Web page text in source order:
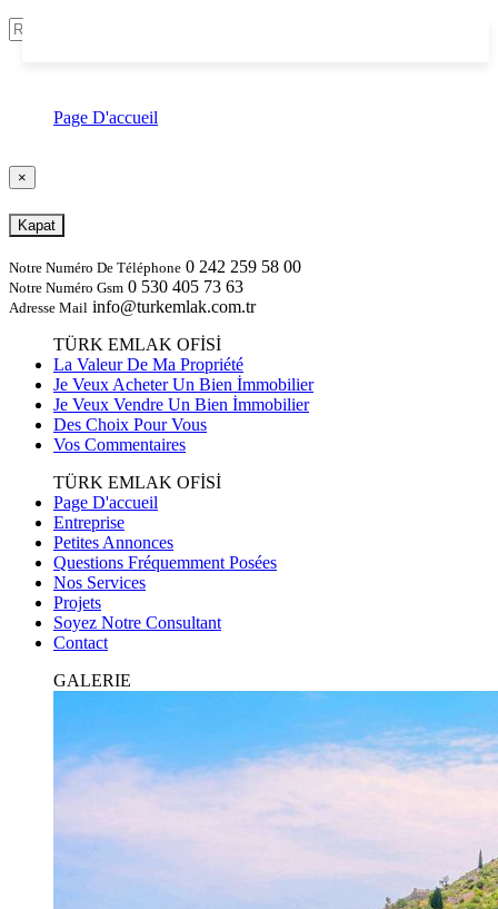
Page D'accueil
×
Kapat
Notre Numéro De Téléphone 0 242 259 58 00
Notre Numéro Gsm 0 530 405 73 63
Adresse Mail info@turkemlak.com.tr
TÜRK EMLAK OFİSİ
La Valeur De Ma Propriété
Je Veux Acheter Un Bien İmmobilier
Je Veux Vendre Un Bien İmmobilier
Des Choix Pour Vous
Vos Commentaires
TÜRK EMLAK OFİSİ
Page D'accueil
Entreprise
Petites Annonces
Questions Fréquemment Posées
Nos Services
Projets
Soyez Notre Consultant
Contact
GALERIE